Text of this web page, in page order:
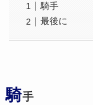
騎手
最後に
騎手